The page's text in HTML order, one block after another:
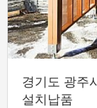
경기도 광주
설치납품